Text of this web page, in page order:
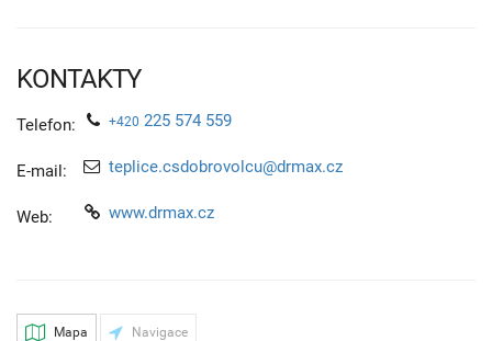
KONTAKTY
Telefon: +420 225 574 559
E-mail: teplice.csdobrovolcu@drmax.cz
Web: www.drmax.cz
Mapa Navigace